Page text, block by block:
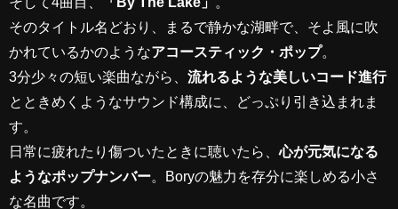
そのタイトル名どおり、まるで静かな湖畔で、そよ風に吹
かれているかのようなアコースティック・ポップ。
3分少々の短い楽曲ながら、 流れるような美しいコード進行
とときめくようなサウンド構成に、どっぷり引き込まれま
す。
日常に疲れたり傷ついたときに聴いたら、心が元気になる
ようなポップナンバー 。Boryの魅力を存分に楽しめる小さ
な名曲です。